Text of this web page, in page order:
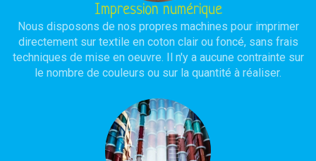
Impression numérique
Nous disposons de nos propres machines pour imprimer
directement sur textile en coton clair ou foncé, sans frais
techniques de mise en oeuvre. Il n'y a aucune contrainte sur
le nombre de couleurs ou sur la quantité à réaliser.